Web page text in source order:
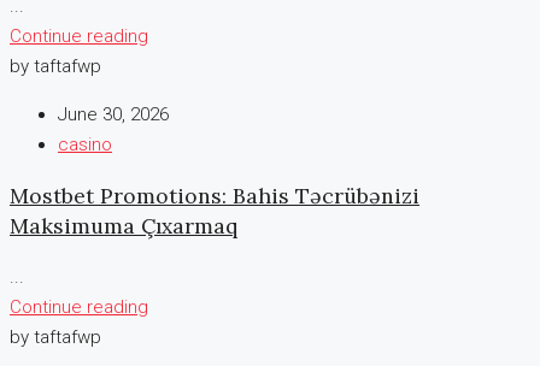
...
Continue reading
by taftafwp
June 30, 2026
casino
Mostbet Promotions: Bahis Təcrübənizi
Maksimuma Çıxarmaq
...
Continue reading
by taftafwp